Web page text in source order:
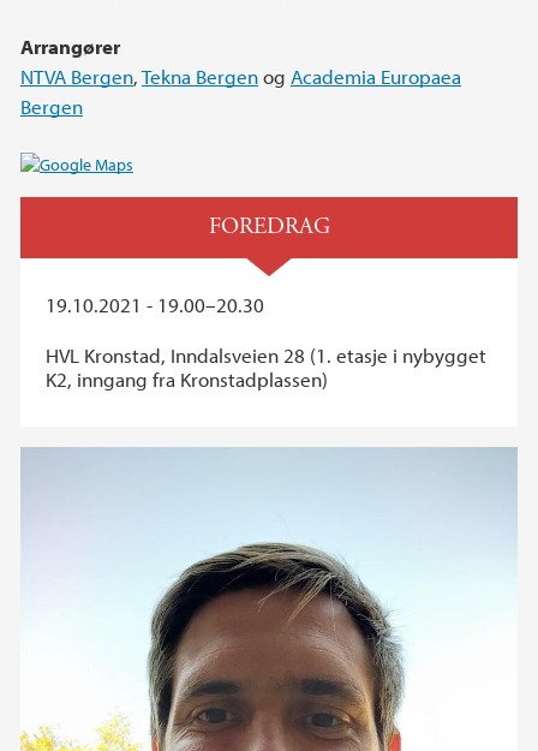
Arrangører
NTVA Bergen,Tekna Bergenog Academia Europaea
Bergen
FOREDRAG
19.10.2021 - 19.00–20.30
HVL Kronstad, Inndalsveien 28 (1. etasje i nybygget
K2, inngang fra Kronstadplassen)